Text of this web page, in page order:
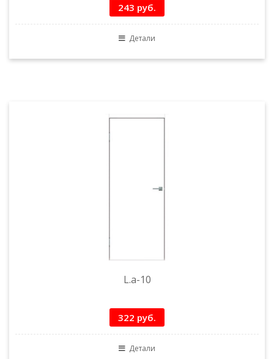
243 руб.
Детали
L.a-10
322 руб.
Детали